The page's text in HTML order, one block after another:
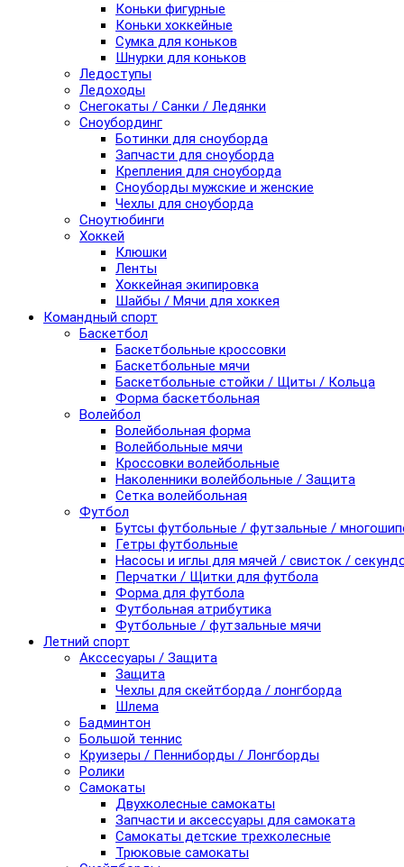
Коньки фигурные
Коньки хоккейные
Сумка для коньков
Шнурки для коньков
Ледоступы
Ледоходы
Снегокаты / Санки / Ледянки
Сноубординг
Ботинки для сноуборда
Запчасти для сноуборда
Крепления для сноуборда
Сноуборды мужские и женские
Чехлы для сноуборда
Сноутюбинги
Хоккей
Клюшки
Ленты
Хоккейная экипировка
Шайбы / Мячи для хоккея
Командный спорт
Баскетбол
Баскетбольные кроссовки
Баскетбольные мячи
Баскетбольные стойки / Щиты / Кольца
Форма баскетбольная
Волейбол
Волейбольная форма
Волейбольные мячи
Кроссовки волейбольные
Наколенники волейбольные / Защита
Сетка волейбольная
Футбол
Бутсы футбольные / футзальные /
Гетры футбольные
Насосы и иглы для мячей / свисток /
Перчатки / Щитки для футбола
Форма для футбола
Футбольная атрибутика
Футбольные / футзальные мячи
Летний спорт
Акссесуары / Защита
Защита
Чехлы для скейтборда / лонгборда
Шлема
Бадминтон
Большой теннис
Круизеры / Пенниборды / Лонгборды
Ролики
Самокаты
Двухколесные самокаты
Запчасти и аксессуары для самоката
Самокаты детские трехколесные
Трюковые самокаты